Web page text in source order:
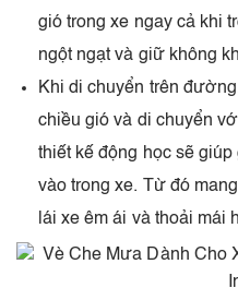
gió trong xe ngay cả khi
ngột ngạt và giữ không
Khi di chuyển trên
chiều gió và di chuyển
thiết kế động học sẽ
vào trong xe. Từ đó
lái xe êm ái và thoải mái